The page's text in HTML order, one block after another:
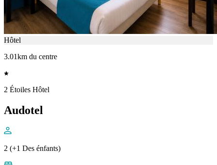
Hôtel
3.01km du centre
2 Étoiles Hôtel
Audotel
2 (+1 Des énfants)